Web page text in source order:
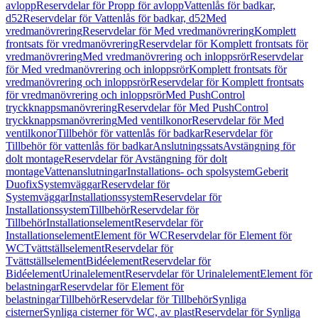
avloppReservdelar för Propp för avloppVattenlås för badkar,
d52Reservdelar för Vattenlås för badkar, d52Med
vredmanövreringReservdelar för Med vredmanövreringKomplett
frontsats för vredmanövreringReservdelar för Komplett frontsats för
vredmanövreringMed vredmanövrering och inloppsrörReservdelar
för Med vredmanövrering och inloppsrörKomplett frontsats för
vredmanövrering och inloppsrörReservdelar för Komplett frontsats
för vredmanövrering och inloppsrörMed PushControl
tryckknappsmanövreringReservdelar för Med PushControl
tryckknappsmanövreringMed ventilkonorReservdelar för Med
ventilkonorTillbehör för vattenlås för badkarReservdelar för
Tillbehör för vattenlås för badkarAnslutningssatsAvstängning för
dolt montageReservdelar för Avstängning för dolt
montageVattenanslutningarInstallations- och spolsystemGeberit
DuofixSystemväggarReservdelar för
SystemväggarInstallationssystemReservdelar för
InstallationssystemTillbehörReservdelar för
TillbehörInstallationselementReservdelar för
InstallationselementElement för WCReservdelar för Element för
WCTvättställselementReservdelar för
TvättställselementBidéelementReservdelar för
BidéelementUrinalelementReservdelar för UrinalelementElement för
belastningarReservdelar för Element för
belastningarTillbehörReservdelar för TillbehörSynliga
cisternerSynliga cisterner för WC, av plastReservdelar för Synliga